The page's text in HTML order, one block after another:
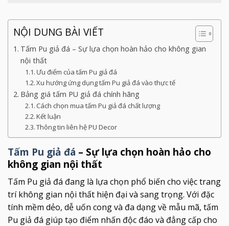
NỘI DUNG BÀI VIẾT
Tấm Pu giả đá – Sự lựa chọn hoàn hảo cho không gian
nội thất
Ưu điểm của tấm Pu giả đá
Xu hướng ứng dụng tấm Pu giả đá vào thực tế
Bảng giá tấm PU giả đá chính hãng
Cách chọn mua tấm Pu giả đá chất lượng
Kết luận
Thông tin liên hệ PU Decor
Tấm Pu giả đá – Sự lựa chọn hoàn hảo cho
không gian nội thất
Tấm Pu giả đá đang là lựa chọn phổ biến cho việc trang
trí không gian nội thất hiện đại và sang trọng. Với đặc
tính mềm dẻo, dễ uốn cong và đa dạng về mẫu mã, tấm
Pu giả đá giúp tạo điểm nhấn độc đáo và đẳng cấp cho